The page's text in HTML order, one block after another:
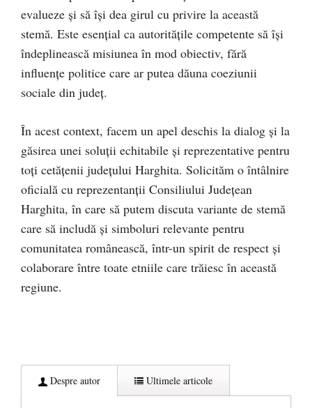
evalueze și să își dea girul cu privire la această
stemă. Este esențial ca autoritățile competente să își
îndeplinească misiunea în mod obiectiv, fără
influențe politice care ar putea dăuna coeziunii
sociale din județ.
În acest context, facem un apel deschis la dialog și la
găsirea unei soluții echitabile și reprezentative pentru
toți cetățenii județului Harghita. Solicităm o întâlnire
oficială cu reprezentanții Consiliului Județean
Harghita, în care să putem discuta variante de stemă
care să includă și simboluri relevante pentru
comunitatea românească, într-un spirit de respect și
colaborare între toate etniile care trăiesc în această
regiune.
Despre autor Ultimele articole